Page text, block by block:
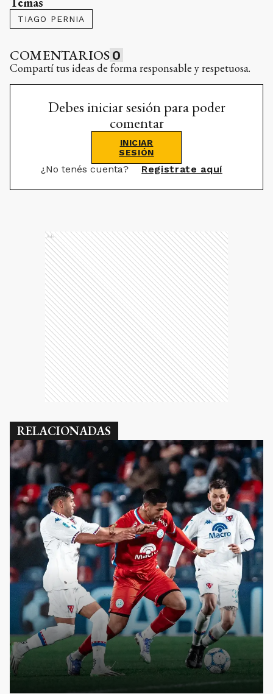
TIAGO PERNIA
COMENTARIOS 0
Compartí tus ideas de forma responsable y respetuosa.
Debes iniciar sesión para poder
comentar
INICIAR
SESIÓN
¿No tenés cuenta? Registrate aquí
Ads
RELACIONADAS